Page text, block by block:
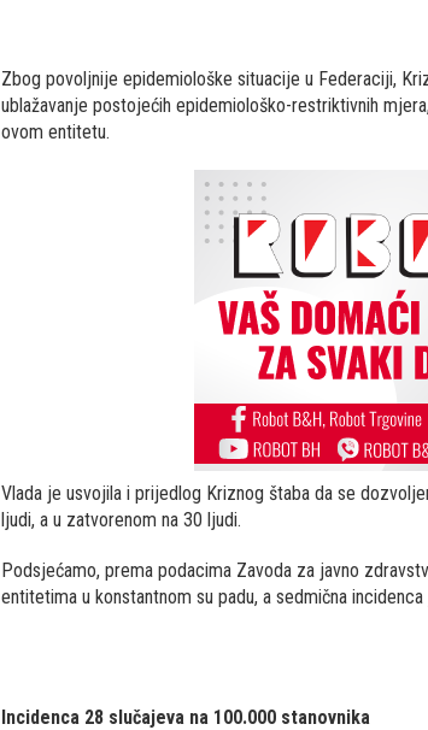
Zbog povoljnije epidemiološke situacije u Federaciji,
ublažavanje postojećih epidemiološko-restriktivnih
ovom entitetu.
Vlada je usvojila i prijedlog Kriznog štaba da se
ljudi, a u zatvorenom na 30 ljudi.
Podsjećamo, prema podacima Zavoda za javno
entitetima u konstantnom su padu, a sedmična
Incidenca 28 slučajeva na 100.000 stanovnika